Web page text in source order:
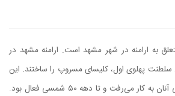
به ارامنه در شهر مشهد است. ارامنه مشهد در
دوران سلطنت پهلوی اول، کلیسای مسروپ را ساختند. این
بنا برای انجام مراسم مذهبی آنان به کار می‌رفت و تا دهه ۵۰ شمسی فعال بود.